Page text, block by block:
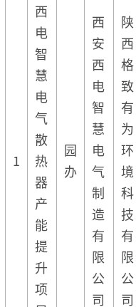
1
西
电
智
慧
电
气
散
热
器
产
能
提
升
项
园
办
西
安
西
电
智
慧
电
气
制
造
有
限
公
司
陕
西
格
致
有
为
环
境
科
技
有
限
公
司